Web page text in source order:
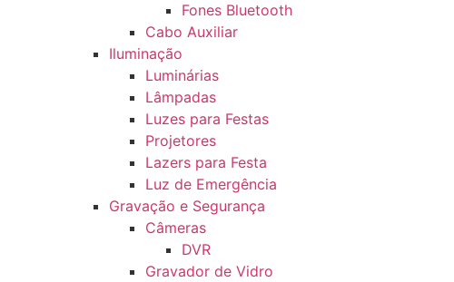
Fones Bluetooth
Cabo Auxiliar
Iluminação
Luminárias
Lâmpadas
Luzes para Festas
Projetores
Lazers para Festa
Luz de Emergência
Gravação e Segurança
Câmeras
DVR
Gravador de Vidro